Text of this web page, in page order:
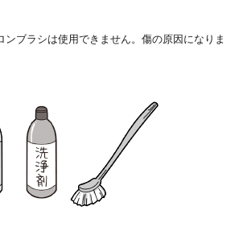
ブラシは使用できません。傷の原因になりま